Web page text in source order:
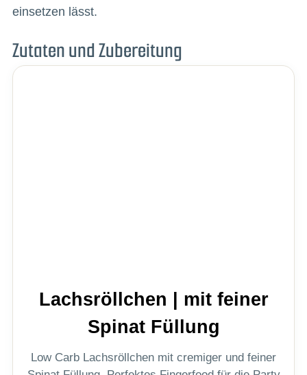
einsetzen lässt.
Zutaten und Zubereitung
Lachsröllchen | mit feiner
Spinat Füllung
Low Carb Lachsröllchen mit cremiger und feiner